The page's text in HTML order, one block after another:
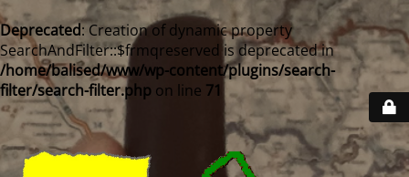
Deprecated: Creation of dynamic property
SearchAndFilter::$frmqreserved is deprecated in
/home/balised/www/wp-content/plugins/search-
filter/search-filter.php on line 71